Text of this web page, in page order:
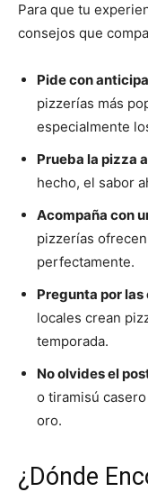
Para que tu
consejos que
Pide con
pizzerías más
especialmente
Prueba la pizza
hecho, el sabor
Acompaña con
pizzerías
perfectamente.
Pregunta por
locales crean
temporada.
No olvides el
o tiramisú
oro.
¿Dónde